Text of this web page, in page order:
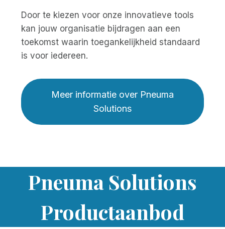
Door te kiezen voor onze innovatieve tools
kan jouw organisatie bijdragen aan een
toekomst waarin toegankelijkheid standaard
is voor iedereen.
Meer informatie over Pneuma
Solutions
Pneuma Solutions
Productaanbod